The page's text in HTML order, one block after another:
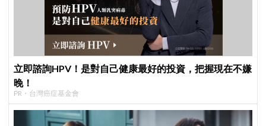
立即諮詢HPV！是對自己健康最好的投資，把握現在不嫌
晚！
PR・台灣癌症基金會